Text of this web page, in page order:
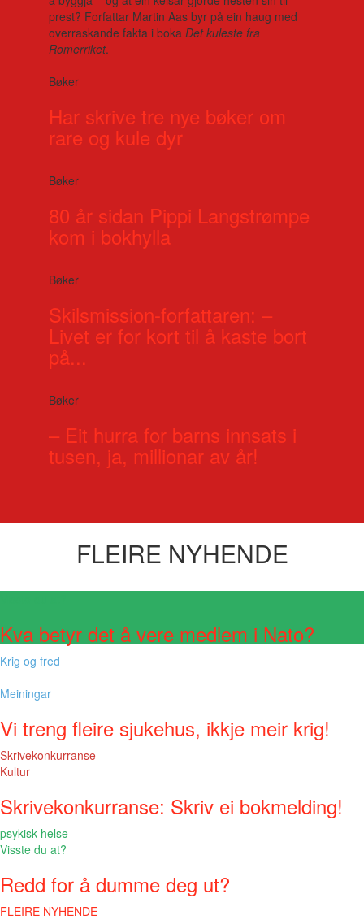
prest? Forfattar Martin Aas byr på ein haug med
overraskande fakta i boka Det kuleste fra
Romerriket.
Bøker
Har skrive tre nye bøker om
rare og kule dyr
Bøker
80 år sidan Pippi Langstrømpe
kom i bokhylla
Bøker
Skilsmission-forfattaren: –
Livet er for kort til å kaste bort
på...
Bøker
– Eit hurra for barns innsats i
tusen, ja, millionar av år!
FLEIRE NYHENDE
Kva betyr det å vere medlem i Nato?
Krig og fred
Meiningar
Vi treng fleire sjukehus, ikkje meir krig!
Skrivekonkurranse
Kultur
Skrivekonkurranse: Skriv ei bokmelding!
psykisk helse
Visste du at?
Redd for å dumme deg ut?
FLEIRE NYHENDE